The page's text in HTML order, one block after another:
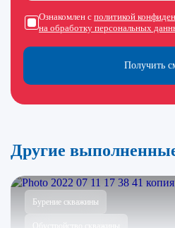
Получить
Ознакомлен с политикой
на обработку персональных
Другие
Бурение скважины